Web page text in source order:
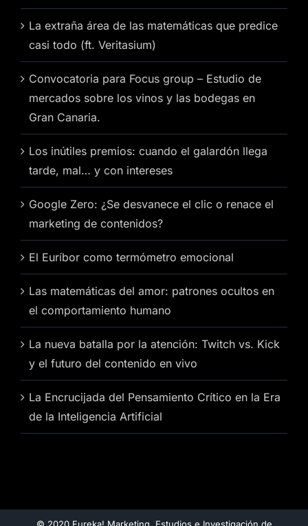
La extraña área de las matemáticas que predice
casi todo (ft. Veritasium)
Convocatoria para Focus group – Estudio de
mercados sobre los vinos y las bodegas en
Gran Canaria.
Los inútiles premios: cuando el galardón llega
tarde, mal… y con intereses
Google Zero: ¿Se desvanece el clic o renace el
marketing de contenidos?
El Euríbor como termómetro emocional
Las matemáticas del amor: patrones ocultos en
el comportamiento humano
La nueva batalla por la atención: Twitch vs. Kick
y el futuro del contenido en vivo
La Encrucijada del Pensamiento Crítico en la Era
de la Inteligencia Artificial